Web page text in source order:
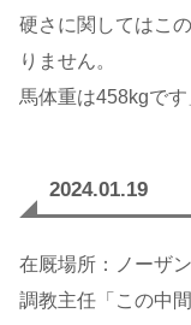
硬さに関してはこ
りません。
馬体重は458kgです
2024.01.19
在厩場所：ノーザ
調教主任「この中